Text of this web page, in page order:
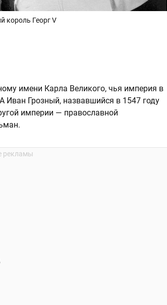
король Георг V
имени Карла Великого, чья империя в
Иван Грозный, назвавшийся в 1547 году
империи — православной